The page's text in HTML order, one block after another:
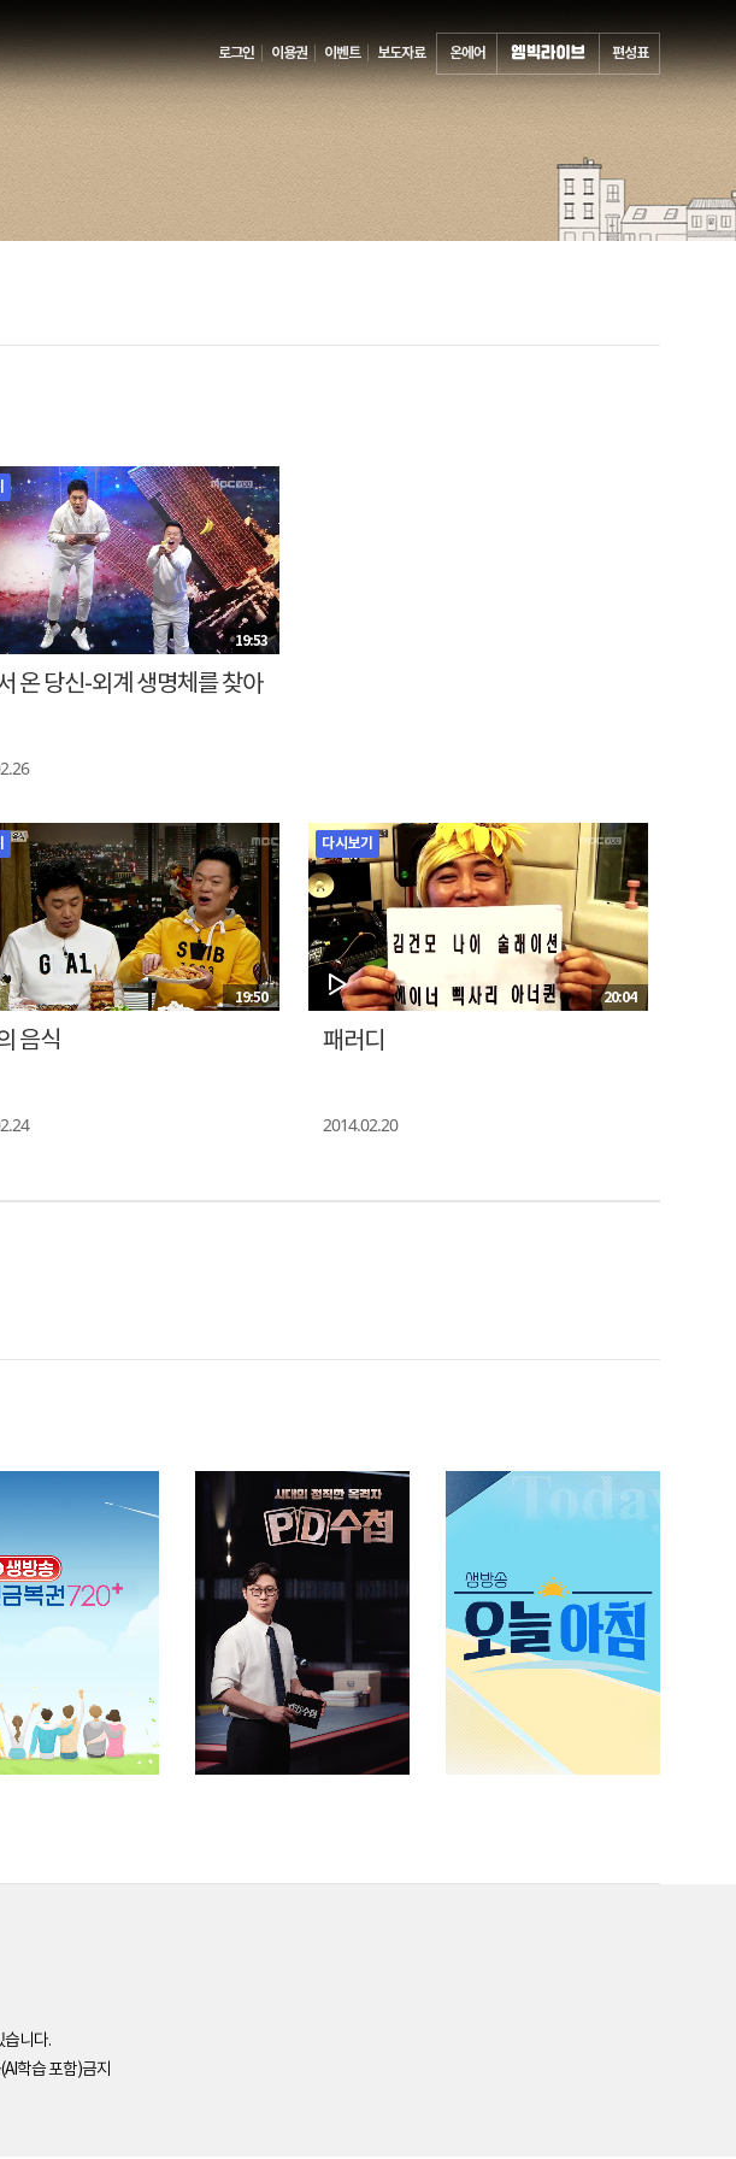
로그인 이용권 이벤트 보도자료 온에어 편성표
19:53
온 당신-외계 생명체를 찾아
19:50
음식
다시보기
20:04
패러디
2014.02.20
습니다.
학습 포함)금지